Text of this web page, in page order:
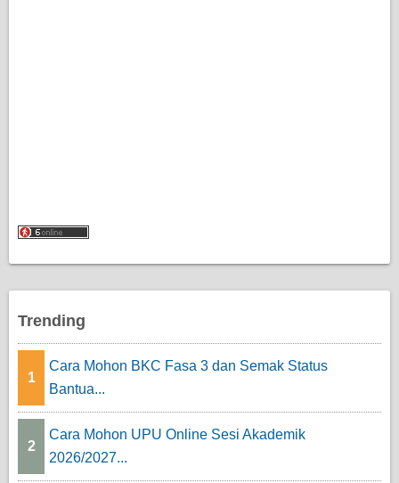
Trending
1
Cara Mohon BKC Fasa 3 dan Semak Status
Bantua...
2
Cara Mohon UPU Online Sesi Akademik
2026/2027...